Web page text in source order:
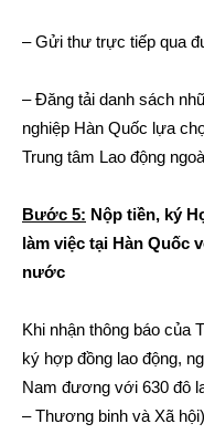
– Gửi thư trực tiếp qua
– Đăng tải danh sách
nghiệp Hàn Quốc lựa
Trung tâm Lao động
Bước 5: Nộp tiền, ký
làm việc tại Hàn Quốc
nước
Khi nhận thông báo của
ký hợp đồng lao động,
Nam đương với 630 đô
– Thương binh và Xã